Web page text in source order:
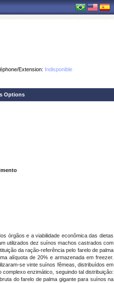
Extension: Indisponible
Options
órgãos e a viabilidade econômica das dietas
utilizados dez suínos machos castrados com
da ração-referência pelo farelo de palma
alíquota de 20% e armazenada em freezer.
se vinte suínos fêmeas, distribuídos em
enzimático, seguindo tal distribuição:
do farelo de palma gigante para suínos na